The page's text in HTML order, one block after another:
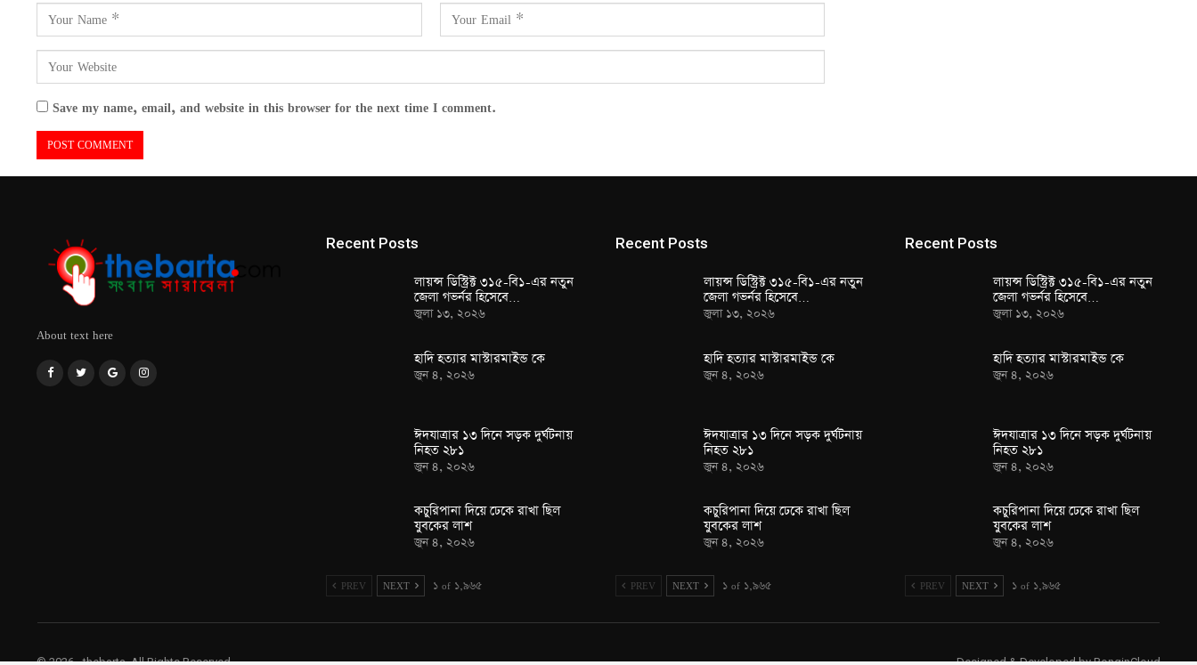
Save my name, email, and website in this browser for the next time I comment.
About text here
Recent Posts
লায়ন্স ডিস্ট্রিক্ট ৩১৫-বি১-এর নতুন
জেলা গভর্নর হিসেবে…
জুলা ১৩, ২০২৬
হাদি হত্যার মাস্টারমাইন্ড কে
জুন ৪, ২০২৬
ঈদযাত্রার ১৩ দিনে সড়ক দুর্ঘটনায়
নিহত ২৮১
জুন ৪, ২০২৬
কচুরিপানা দিয়ে ঢেকে রাখা ছিল
যুবকের লাশ
জুন ৪, ২০২৬
PREV NEXT ১ of ১,৯৬৫
Recent Posts
লায়ন্স ডিস্ট্রিক্ট ৩১৫-বি১-এর নতুন
জেলা গভর্নর হিসেবে…
জুলা ১৩, ২০২৬
হাদি হত্যার মাস্টারমাইন্ড কে
জুন ৪, ২০২৬
ঈদযাত্রার ১৩ দিনে সড়ক দুর্ঘটনায়
নিহত ২৮১
জুন ৪, ২০২৬
কচুরিপানা দিয়ে ঢেকে রাখা ছিল
যুবকের লাশ
জুন ৪, ২০২৬
PREV NEXT ১ of ১,৯৬৫
Recent Posts
লায়ন্স ডিস্ট্রিক্ট ৩১৫-বি১-এর নতুন
জেলা গভর্নর হিসেবে…
জুলা ১৩, ২০২৬
হাদি হত্যার মাস্টারমাইন্ড কে
জুন ৪, ২০২৬
ঈদযাত্রার ১৩ দিনে সড়ক দুর্ঘটনায়
নিহত ২৮১
জুন ৪, ২০২৬
কচুরিপানা দিয়ে ঢেকে রাখা ছিল
যুবকের লাশ
জুন ৪, ২০২৬
PREV NEXT ১ of ১,৯৬৫
© 2026 - thebarta. All Rights Reserved. Designed & Developed byRonginCloud